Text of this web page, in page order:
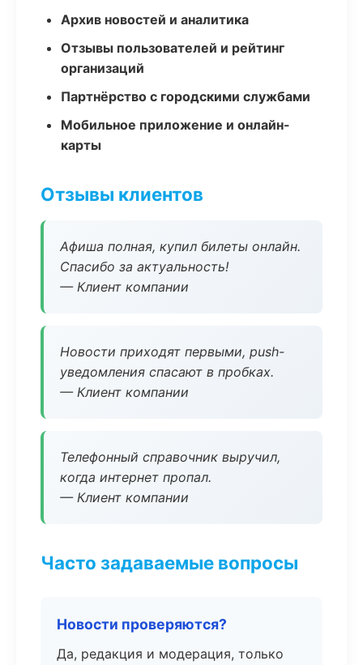
Архив новостей и аналитика
Отзывы пользователей и рейтинг
организаций
Партнёрство с городскими службами
Мобильное приложение и онлайн-
карты
Отзывы клиентов
Афиша полная, купил билеты онлайн.
Спасибо за актуальность!
— Клиент компании
Новости приходят первыми, push-
уведомления спасают в пробках.
— Клиент компании
Телефонный справочник выручил,
когда интернет пропал.
— Клиент компании
Часто задаваемые вопросы
Новости проверяются?
Да, редакция и модерация, только